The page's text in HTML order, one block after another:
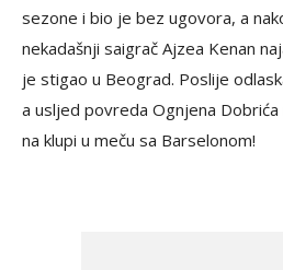
sezone i bio je bez ugovora, a
nekadašnji saigrač Ajzea Kenan
je stigao u Beograd. Poslije
a usljed povreda Ognjena
na klupi u meču sa Barselonom!